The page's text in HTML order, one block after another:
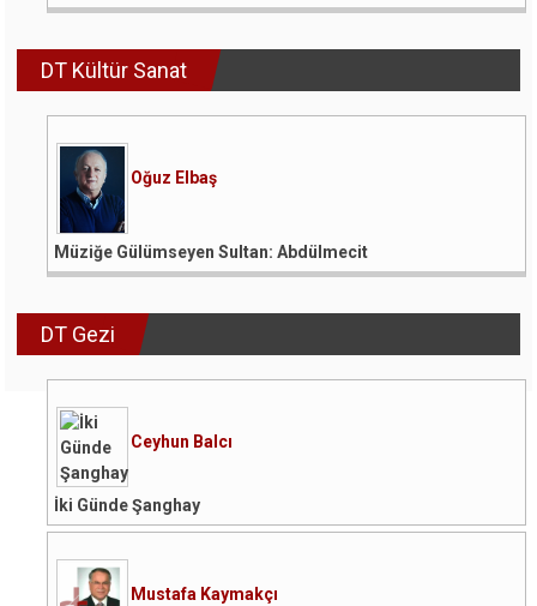
DT Kültür Sanat
Oğuz Elbaş
Müziğe Gülümseyen Sultan: Abdülmecit
DT Gezi
Ceyhun Balcı
İki Günde Şanghay
Mustafa Kaymakçı